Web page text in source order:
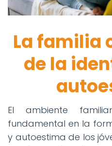
La familia
de la
El ambiente
fundamental en la
y autoestima de los